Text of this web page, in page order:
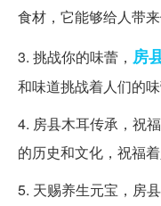
食材，它能够给人带来
3. 挑战你的味蕾， 房
和味道挑战着人们的
4. 房县木耳传承，祝
的历史和文化，祝福
5. 天赐养生元宝，房